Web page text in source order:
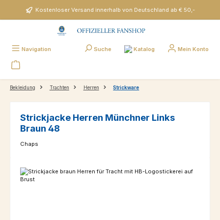
Zum Hauptinhalt springenKostenloser Versand innerhalb von Deutschland ab € 50,-
Navigation Suche Katalog Mein Konto
Bekleidung Trachten Herren Strickware
Strickjacke Herren Münchner Links
Braun 48
Chaps
Bildergalerie überspringen